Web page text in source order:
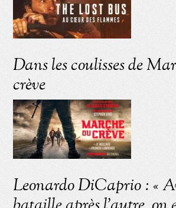
Dans les coulisses de
crève
Leonardo DiCaprio : «